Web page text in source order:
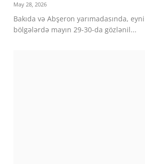
May 28, 2026
Bakıda və Abşeron yarımadasında,
bölgələrdə mayın 29-30-da gözlənil...